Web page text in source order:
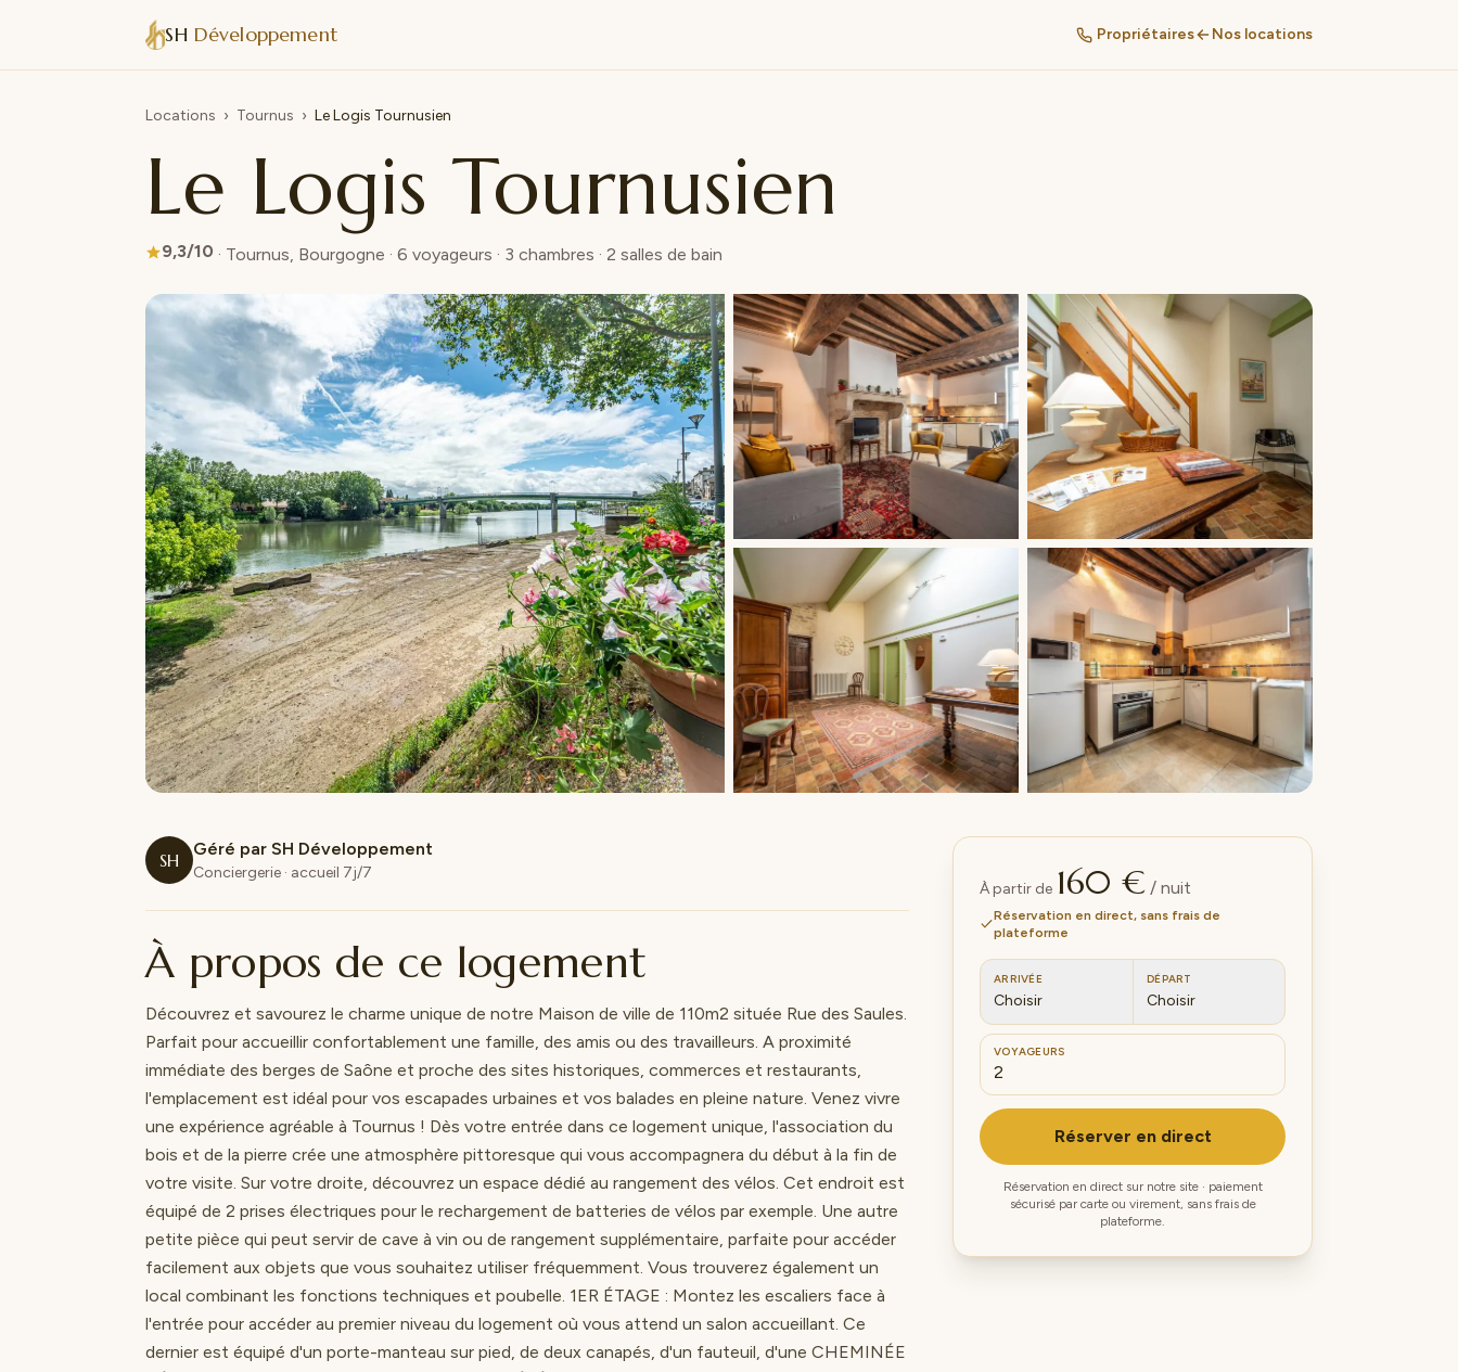
SH Développement Propriétaires Nos locations
Locations › Tournus › Le Logis Tournusien
Le Logis Tournusien
9,3/10 · Tournus, Bourgogne · 6 voyageurs · 3 chambres · 2 salles de bain
SH
Géré par SH Développement
Conciergerie · accueil 7j/7
À propos de ce logement
Découvrez et savourez le charme unique de notre Maison de ville de 110m2 située Rue des Saules.
Parfait pour accueillir confortablement une famille, des amis ou des travailleurs. A proximité
immédiate des berges de Saône et proche des sites historiques, commerces et restaurants,
l'emplacement est idéal pour vos escapades urbaines et vos balades en pleine nature. Venez vivre
une expérience agréable à Tournus ! Dès votre entrée dans ce logement unique, l'association du
bois et de la pierre crée une atmosphère pittoresque qui vous accompagnera du début à la fin de
votre visite. Sur votre droite, découvrez un espace dédié au rangement des vélos. Cet endroit est
équipé de 2 prises électriques pour le rechargement de batteries de vélos par exemple. Une autre
petite pièce qui peut servir de cave à vin ou de rangement supplémentaire, parfaite pour accéder
facilement aux objets que vous souhaitez utiliser fréquemment. Vous trouverez également un
local combinant les fonctions techniques et poubelle. 1ER ÉTAGE : Montez les escaliers face à
l'entrée pour accéder au premier niveau du logement où vous attend un salon accueillant. Ce
dernier est équipé d'un porte-manteau sur pied, de deux canapés, d'un fauteuil, d'une CHEMINÉE
À partir de 160 € / nuit
Réservation en direct, sans frais de
plateforme
ARRIVÉE
Choisir
DÉPART
Choisir
VOYAGEURS
Réserver en direct
Réservation en direct sur notre site · paiement
sécurisé par carte ou virement, sans frais de
plateforme.